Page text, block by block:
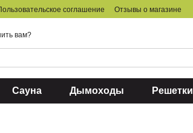
соглашение Отзывы о магазине
вам?
Сауна Дымоходы Решетки